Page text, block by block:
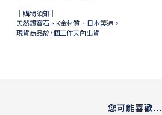
｜購物須知｜
天然鑽寶石、K金材質、日本製造。
現貨商品於7個工作天內出貨
您可能喜歡...